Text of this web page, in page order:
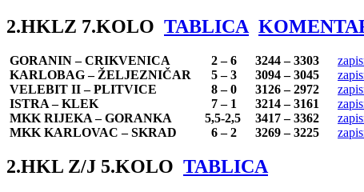
2.HKLZ 7.KOLO TABLICA
GORANIN – CRIKVENICA 2 – 6 3244 – 3303
KARLOBAG – ŽELJEZNIČAR
5 – 3 3094 – 3045
VELEBIT II – PLITVICE
8 – 0 3126 – 2972
ISTRA – KLEK
7 – 1 3214 – 3161
MKK RIJEKA – GORANKA
5,5-2,5 3417 – 3362
MKK KARLOVAC – SKRAD
6 – 2 3269 – 3225
2.HKL Z/J 5.KOLO TABLICA